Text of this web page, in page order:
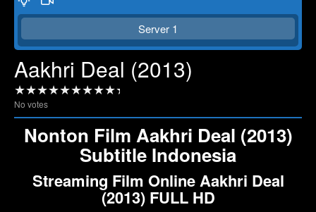
Lewati >>>
Click To Play
Server 1
Aakhri Deal (2013)
No votes
Nonton Film Aakhri Deal (2013)
Subtitle Indonesia
Streaming Film Online Aakhri Deal
(2013) FULL HD